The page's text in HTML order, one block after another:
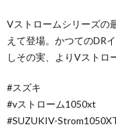
Vストロームシリーズの
えて登場。かつてのDR
しその実、よりVストロ
#スズキ
#vストローム1050xt
#SUZUKIV-